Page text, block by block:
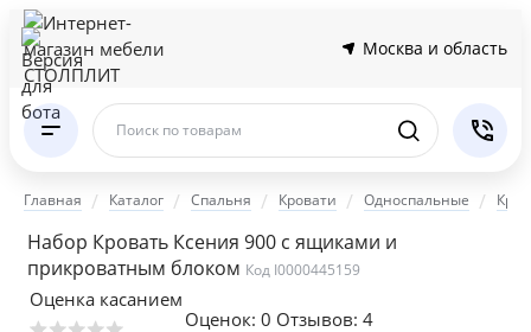
Москва и область
Поиск по товарам
Главная Каталог Спальня Кровати Односпальные
Набор Кровать Ксения 900 с ящиками и
прикроватным блоком Код I0000445159
Оценка касанием
Оценок: 0 Отзывов: 4